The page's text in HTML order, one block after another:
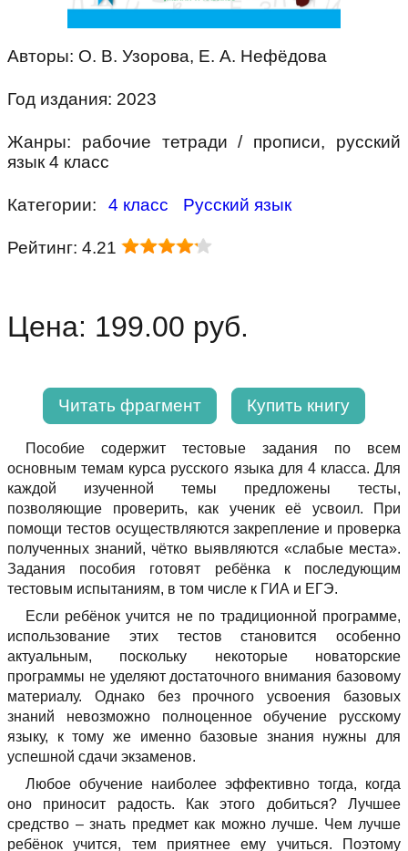
Авторы: О. В. Узорова, Е. А. Нефёдова
Год издания: 2023
Жанры: рабочие тетради / прописи, русский
язык 4 класс
Категории: 4 класс Русский язык
Рейтинг: 4.21
Цена: 199.00 руб.
Читать фрагмент Купить книгу
Пособие содержит тестовые задания по всем
основным темам курса русского языка для 4 класса. Для
каждой изученной темы предложены тесты,
позволяющие проверить, как ученик её усвоил. При
помощи тестов осуществляются закрепление и проверка
полученных знаний, чётко выявляются «слабые места».
Задания пособия готовят ребёнка к последующим
тестовым испытаниям, в том числе к ГИА и ЕГЭ.
Если ребёнок учится не по традиционной программе,
использование этих тестов становится особенно
актуальным, поскольку некоторые новаторские
программы не уделяют достаточного внимания базовому
материалу. Однако без прочного усвоения базовых
знаний невозможно полноценное обучение русскому
языку, к тому же именно базовые знания нужны для
успешной сдачи экзаменов.
Любое обучение наиболее эффективно тогда, когда
оно приносит радость. Как этого добиться? Лучшее
средство – знать предмет как можно лучше. Чем лучше
ребёнок учится, тем приятнее ему учиться. Поэтому